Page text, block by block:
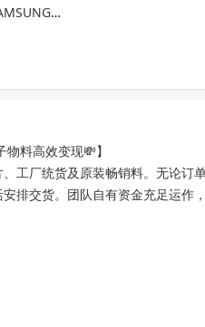
村田
工厂统货及原装畅销料。无论订
排交货。团队自有资金充足运作